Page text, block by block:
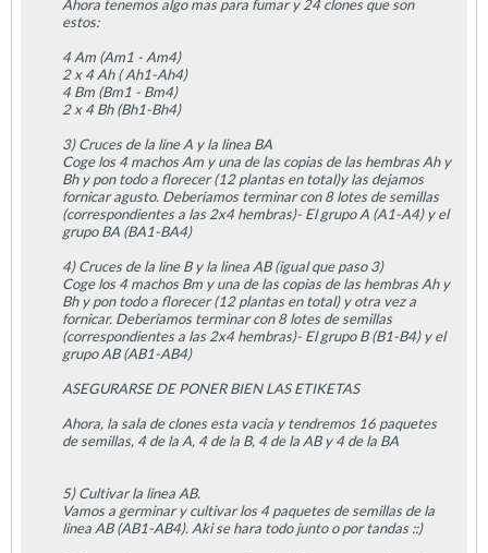
Ahora tenemos algo mas para fumar y 24 clones que son
estos:
4 Am (Am1 - Am4)
2 x 4 Ah ( Ah1-Ah4)
4 Bm (Bm1 - Bm4)
2 x 4 Bh (Bh1-Bh4)
3) Cruces de la line A y la linea BA
Coge los 4 machos Am y una de las copias de las hembras Ah y
Bh y pon todo a florecer (12 plantas en total)y las dejamos
fornicar agusto. Deberiamos terminar con 8 lotes de semillas
(correspondientes a las 2x4 hembras)- El grupo A (A1-A4) y el
grupo BA (BA1-BA4)
4) Cruces de la line B y la linea AB (igual que paso 3)
Coge los 4 machos Bm y una de las copias de las hembras Ah y
Bh y pon todo a florecer (12 plantas en total) y otra vez a
fornicar. Deberiamos terminar con 8 lotes de semillas
(correspondientes a las 2x4 hembras)- El grupo B (B1-B4) y el
grupo AB (AB1-AB4)
ASEGURARSE DE PONER BIEN LAS ETIKETAS
Ahora, la sala de clones esta vacia y tendremos 16 paquetes
de semillas, 4 de la A, 4 de la B, 4 de la AB y 4 de la BA
5) Cultivar la linea AB.
Vamos a germinar y cultivar los 4 paquetes de semillas de la
linea AB (AB1-AB4). Aki se hara todo junto o por tandas ::)